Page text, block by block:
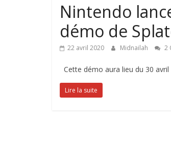
Nintendo
démo de
22 avril 2020 Midnailah 2
Cette démo aura lieu du 30
Lire la suite